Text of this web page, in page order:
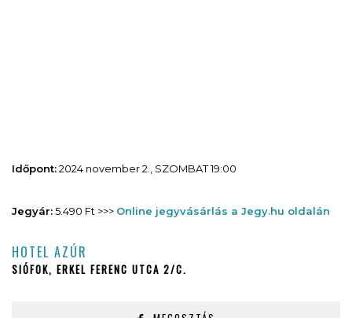
Időpont:2024 november 2., SZOMBAT 19:00
Jegyár:5.490 Ft >>> Online jegyvásárlás a Jegy.hu oldalán
HOTEL AZÚR
SIÓFOK, ERKEL FERENC UTCA 2/C.